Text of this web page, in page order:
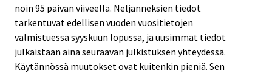
noin 95 päivän viiveellä. Neljänneksien tiedot
tarkentuvat edellisen vuoden vuositietojen
valmistuessa syyskuun lopussa, ja uusimmat tiedot
julkaistaan aina seuraavan julkistuksen yhteydessä.
Käytännössä muutokset ovat kuitenkin pieniä. Sen